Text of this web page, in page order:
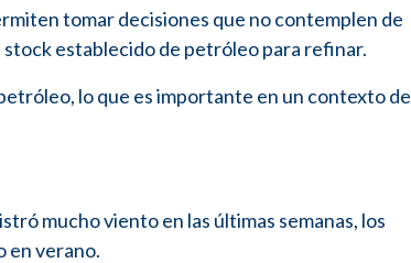
tomar decisiones que no contemplen de
establecido de petróleo para refinar.
lo que es importante en un contexto de
mucho viento en las últimas semanas, los
en verano.